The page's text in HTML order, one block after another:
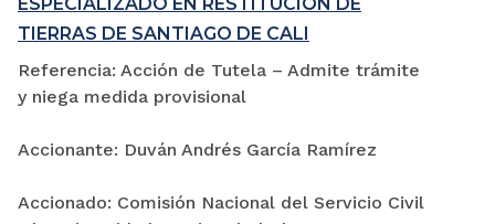
TIERRAS DE SANTIAGO DE CALI
Referencia: Acción de Tutela – Admite trámite
y niega medida provisional
Accionante: Duván Andrés García Ramírez
Accionado: Comisión Nacional del Servicio Civil